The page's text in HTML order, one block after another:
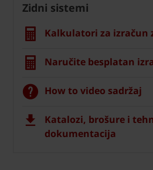
Zidni sistemi
Kalkulatori za izračun
Naručite besplatan
How to video sadržaj
Katalozi, brošure i
dokumentacija